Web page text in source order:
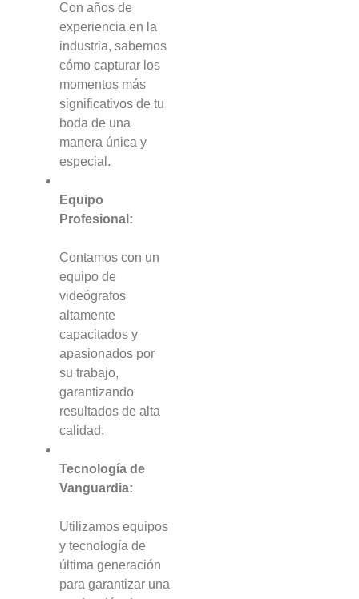
Con años de
experiencia en la
industria, sabemos
cómo capturar los
momentos más
significativos de tu
boda de una
manera única y
especial.
Equipo
Profesional:
Contamos con un
equipo de
videógrafos
altamente
capacitados y
apasionados por
su trabajo,
garantizando
resultados de alta
calidad.
Tecnología de
Vanguardia:
Utilizamos equipos
y tecnología de
última generación
para garantizar una